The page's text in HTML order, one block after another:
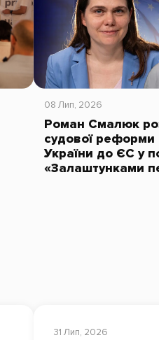
08 Лип, 2026
Роман Смалюк
судової реформи
України до ЄС у
«Залаштунками
31 Лип, 2026